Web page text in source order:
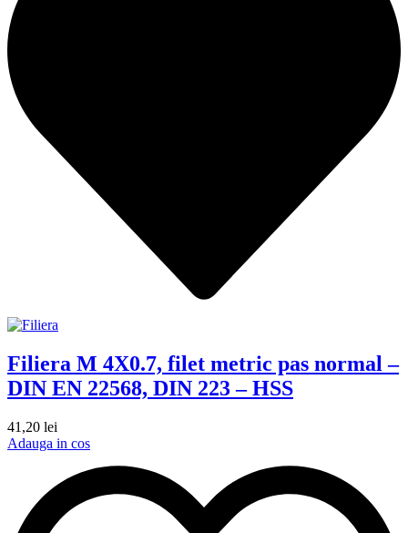
Filiera M 4X0.7, filet metric pas normal –
DIN EN 22568, DIN 223 – HSS
41,20 lei
Adauga in cos